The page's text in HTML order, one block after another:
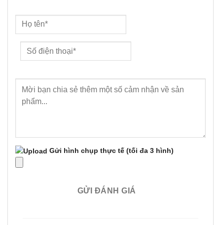
Gửi hình chụp thực tế (tối đa 3 hình)
GỬI ĐÁNH GIÁ